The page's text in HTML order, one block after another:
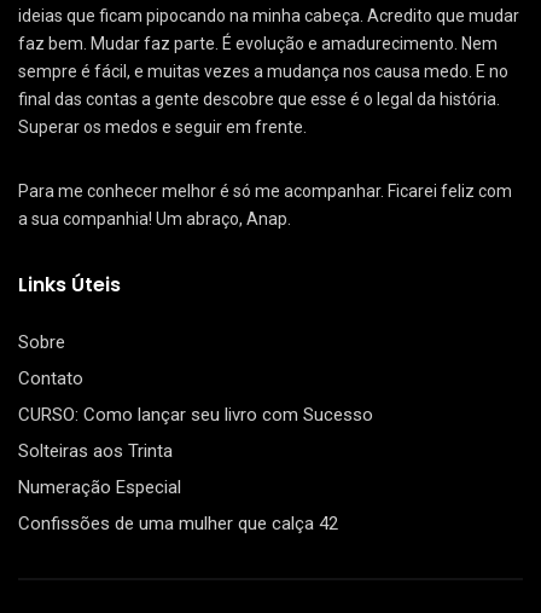
ideias que ficam pipocando na minha cabeça. Acredito que mudar
faz bem. Mudar faz parte. É evolução e amadurecimento. Nem
sempre é fácil, e muitas vezes a mudança nos causa medo. E no
final das contas a gente descobre que esse é o legal da história.
Superar os medos e seguir em frente.
Para me conhecer melhor é só me acompanhar. Ficarei feliz com
a sua companhia! Um abraço, Anap.
Links Úteis
Sobre
Contato
CURSO: Como lançar seu livro com Sucesso
Solteiras aos Trinta
Numeração Especial
Confissões de uma mulher que calça 42